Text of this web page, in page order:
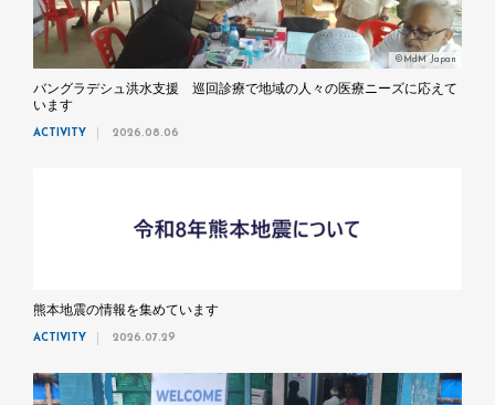
©MdM Japan
バングラデシュ洪水支援 巡回診療で地域の人々の医療ニーズに応えて
います
ACTIVITY 2026.08.06
熊本地震の情報を集めています
ACTIVITY 2026.07.29